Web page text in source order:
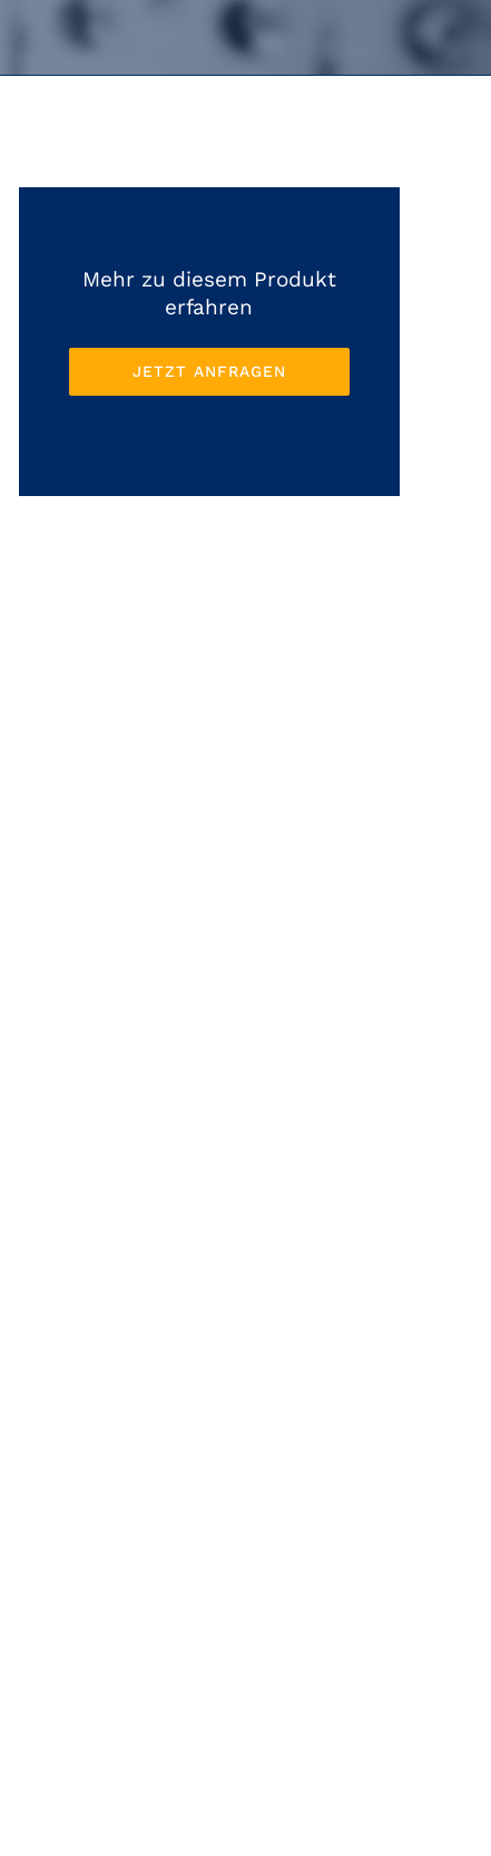
Mehr zu diesem Produkt
erfahren
JETZT ANFRAGEN